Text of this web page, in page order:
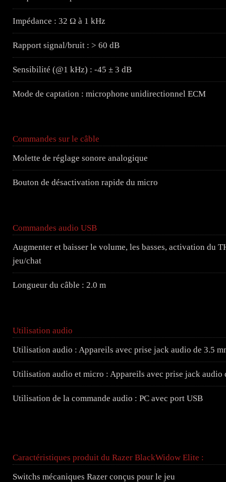
Impédance : 32 Ω à 1 kHz
Rapport signal/bruit : > 60 dB
Sensibilité (@1 kHz) : -45 ± 3 dB
Mode de captation : microphone unidirectionnel ECM
Commandes sur le câble
Molette de réglage sonore analogique
Bouton de désactivation rapide du micro
Commandes audio USB
Augmenter et baisser le volume, les basses, activation du
jeu/chat
Longueur du câble : 2.0 m
Utilisation audio
Utilisation audio : Appareils avec prise jack audio de 3.5
Utilisation audio et micro : Appareils avec prise jack audio
Utilisation de la commande audio : PC avec port USB
Caractéristiques produit du Razer BlackWidow Elite :
Switchs mécaniques Razer conçus pour le jeu